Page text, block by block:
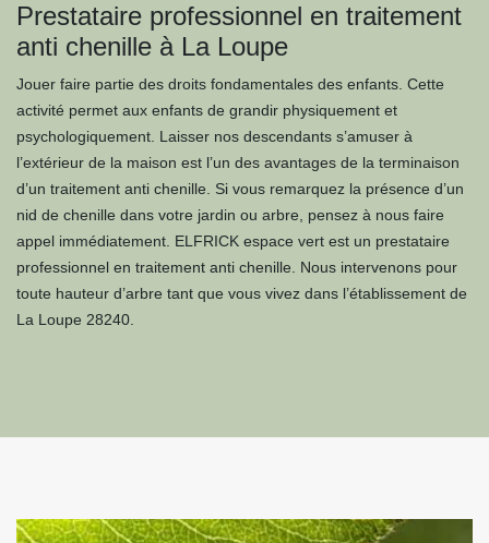
Prestataire professionnel en traitement
anti chenille à La Loupe
Jouer faire partie des droits fondamentales des enfants. Cette
activité permet aux enfants de grandir physiquement et
psychologiquement. Laisser nos descendants s’amuser à
l’extérieur de la maison est l’un des avantages de la terminaison
d’un traitement anti chenille. Si vous remarquez la présence d’un
nid de chenille dans votre jardin ou arbre, pensez à nous faire
appel immédiatement. ELFRICK espace vert est un prestataire
professionnel en traitement anti chenille. Nous intervenons pour
toute hauteur d’arbre tant que vous vivez dans l’établissement de
La Loupe 28240.